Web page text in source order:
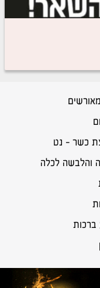
כשר – נט
והלבשה לכלה